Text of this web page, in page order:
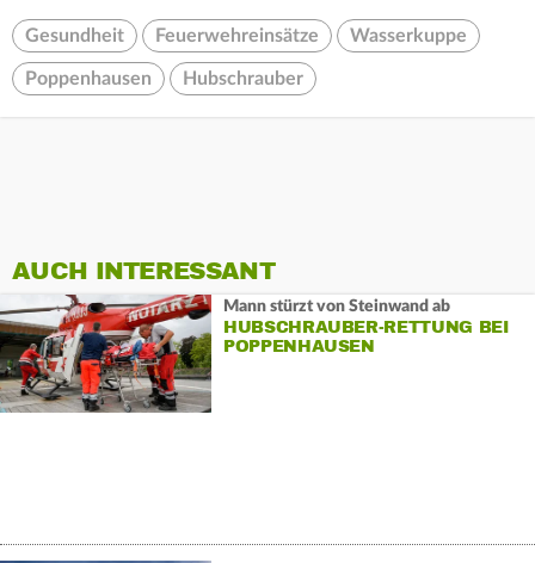
Gesundheit Feuerwehreinsätze Wasserkuppe
Poppenhausen Hubschrauber
AUCH INTERESSANT
Mann stürzt von Steinwand ab
HUBSCHRAUBER-RETTUNG BEI
POPPENHAUSEN